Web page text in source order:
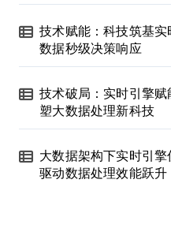
技术赋能：科技筑基
数据秒级决策响应
技术破局：实时引擎
塑大数据处理新科技
大数据架构下实时引
驱动数据处理效能跃升